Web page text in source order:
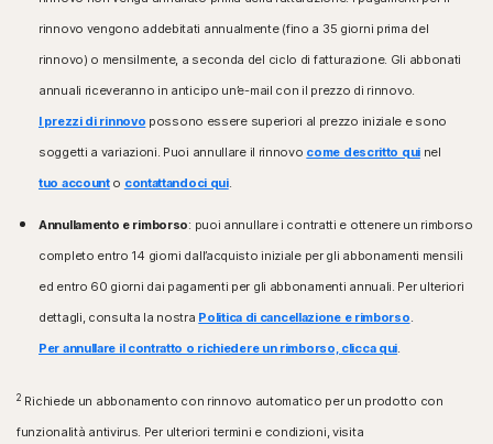
Android 10.0 o versione successiva. Deve essere
installata l’app Google Play.
Google TV con sistema operativo Android TV 10.0 o
Sistemi operativi iOS
iPhone o iPad con la versione attuale e le due versioni
Apple TV con la versione attuale e la versione
Sistemi operativi Fire OS
Dispositivo Amazon Fire TV con Fire OS 8 e versioni
Google Chrome
Microsoft Edge per Windows
Pack 1 (SP 1) o versione successiva con supporto di
SHA2
Sistemi operativi Mac®
MacOS 10.13 o versione successiva.
Funzionalità non supportate: Backup nel cloud Norton,
Sistemi operativi Android™
installata l’app Google Play. Modalità multiutente non
supportata.
ColorOS 7.1 o versione successiva. Deve essere
Sistemi operativi iOS
di Apple® iOS precedenti.
rinnovo vengono addebitati annualmente (fino a 35 giorni prima del
rinnovo) o mensilmente, a seconda del ciclo di fatturazione. Gli abbonati
annuali riceveranno in anticipo un’e-mail con il prezzo di rinnovo.
I prezzi di rinnovo possono essere superiori al prezzo iniziale e sono
soggetti a variazioni. Puoi annullare il rinnovo come descritto quinel
tuo accounto contattandoci qui.
Annullamento e rimborso: puoi annullare i contratti e ottenere un rimborso
completo entro 14 giorni dall’acquisto iniziale per gli abbonamenti mensili
ed entro 60 giorni dai pagamenti per gli abbonamenti annuali. Per ulteriori
dettagli, consulta la nostra Politica di cancellazione e rimborso.
Per annullare il contratto o richiedere un rimborso, clicca qui.
2 Richiede un abbonamento con rinnovo automatico per un prodotto con
funzionalità antivirus. Per ulteriori termini e condizioni, visita